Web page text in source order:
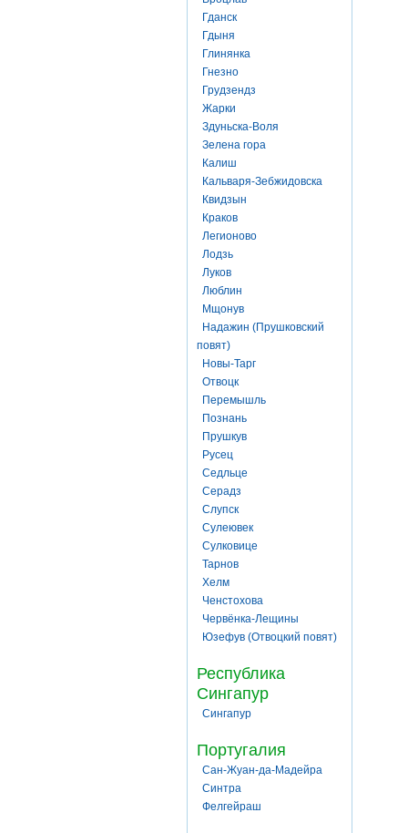
Гданск
Гдыня
Глинянка
Гнезно
Грудзендз
Жарки
Здуньска-Воля
Зелена гора
Калиш
Кальваря-Зебжидовска
Квидзын
Краков
Легионово
Лодзь
Луков
Люблин
Мщонув
Надажин (Прушковский
повят)
Новы-Тарг
Отвоцк
Перемышль
Познань
Прушкув
Русец
Седльце
Серадз
Слупск
Сулеювек
Сулковице
Тарнов
Хелм
Ченстохова
Червёнка-Лещины
Юзефув (Отвоцкий повят)
Республика
Сингапур
Сингапур
Португалия
Сан-Жуан-да-Мадейра
Синтра
Фелгейраш